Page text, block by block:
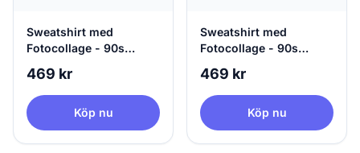
Sweatshirt med
Fotocollage - 90s
469 kr
Köp nu
Sweatshirt med
Fotocollage - 90s
469 kr
Köp nu